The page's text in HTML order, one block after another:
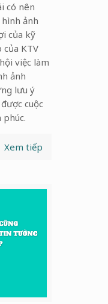
có nên
ảnh
của kỹ
của KTV
việc làm
ảnh
lưu ý
cuộc
phúc.
Xem tiếp